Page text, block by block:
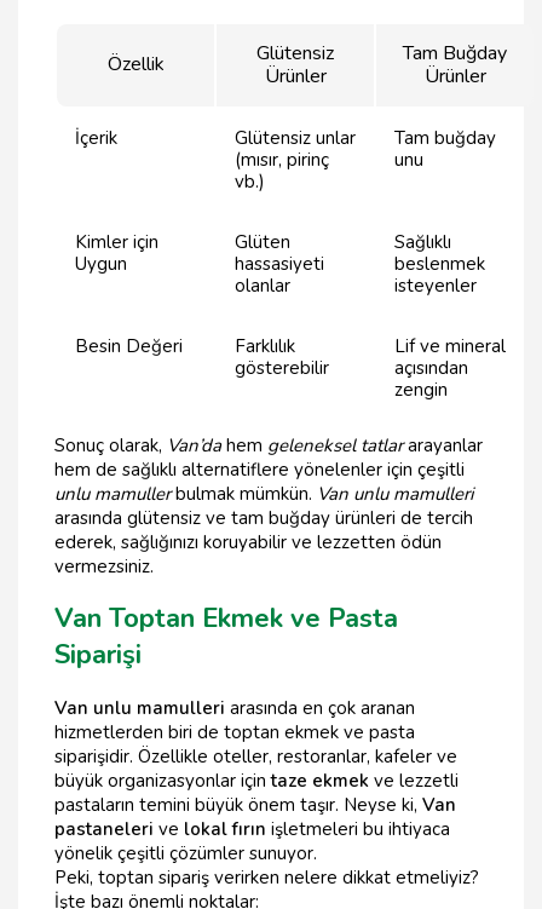
Özellik
Glütensiz
Ürünler
Tam Buğday
Ürünler
İçerik
Glütensiz unlar
(mısır, pirinç
vb.)
Tam buğday
unu
Kimler için
Uygun
Glüten
hassasiyeti
olanlar
Sağlıklı
beslenmek
isteyenler
Besin Değeri
Farklılık
gösterebilir
Lif ve mineral
açısından
zengin
Sonuç olarak, Van’dahem geleneksel tatlararayanlar
hem de sağlıklı alternatiflere yönelenler için çeşitli
unlu mamullerbulmak mümkün. Van unlu mamulleri
arasında glütensiz ve tam buğday ürünleri de tercih
ederek, sağlığınızı koruyabilir ve lezzetten ödün
vermezsiniz.
Van Toptan Ekmek ve Pasta
Siparişi
Van unlu mamulleri arasında en çok aranan
hizmetlerden biri de toptan ekmek ve pasta
siparişidir. Özellikle oteller, restoranlar, kafeler ve
büyük organizasyonlar içintaze ekmek ve lezzetli
pastaların temini büyük önem taşır. Neyse ki, Van
pastaneleri ve lokal fırın işletmeleri bu ihtiyaca
yönelik çeşitli çözümler sunuyor.
Peki, toptan sipariş verirken nelere dikkat etmeliyiz?
İşte bazı önemli noktalar: